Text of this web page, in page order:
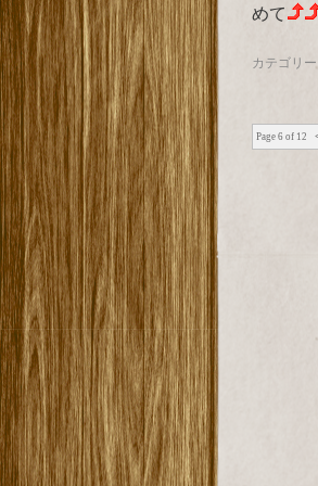
めて
カテゴリ
Page 6 of 12